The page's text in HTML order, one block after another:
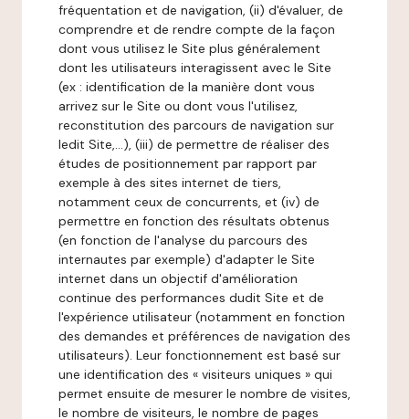
fréquentation et de navigation, (ii) d'évaluer, de
comprendre et de rendre compte de la façon
dont vous utilisez le Site plus généralement
dont les utilisateurs interagissent avec le Site
(ex : identification de la manière dont vous
arrivez sur le Site ou dont vous l'utilisez,
reconstitution des parcours de navigation sur
ledit Site,...), (iii) de permettre de réaliser des
études de positionnement par rapport par
exemple à des sites internet de tiers,
notamment ceux de concurrents, et (iv) de
permettre en fonction des résultats obtenus
(en fonction de l'analyse du parcours des
internautes par exemple) d'adapter le Site
internet dans un objectif d'amélioration
continue des performances dudit Site et de
l'expérience utilisateur (notamment en fonction
des demandes et préférences de navigation des
utilisateurs). Leur fonctionnement est basé sur
une identification des « visiteurs uniques » qui
permet ensuite de mesurer le nombre de visites,
le nombre de visiteurs, le nombre de pages